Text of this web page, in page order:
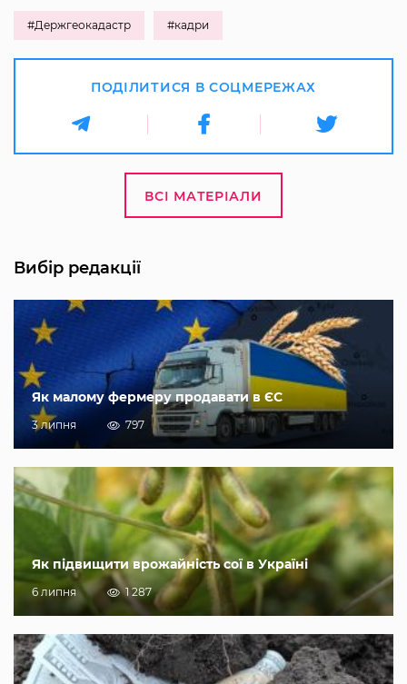
#Держгеокадастр #кадри
ПОДІЛИТИСЯ В СОЦМЕРЕЖАХ
ВСІ МАТЕРІАЛИ
Вибір редакції
Як малому фермеру продавати в ЄС
3 липня 797
Як підвищити врожайність сої в Україні
6 липня 1 287